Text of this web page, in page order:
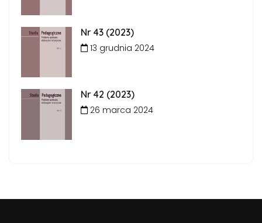
Nr 43 (2023)
13 grudnia 2024
Nr 42 (2023)
26 marca 2024